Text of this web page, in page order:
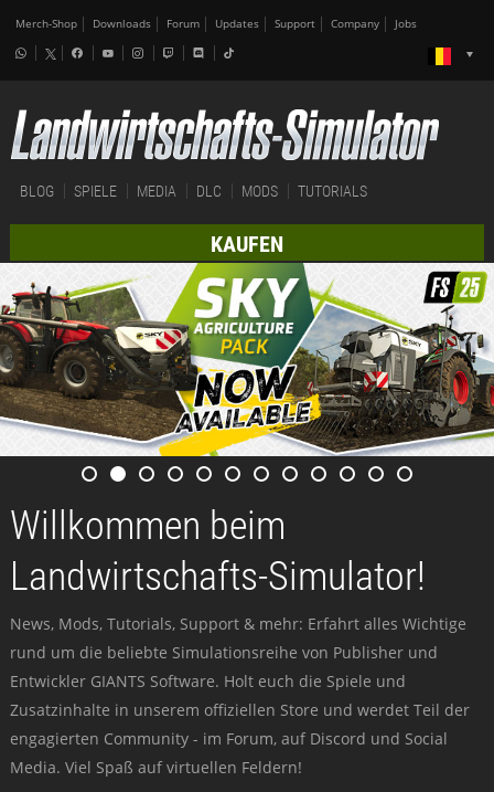
Merch-Shop Downloads Forum Updates Support Company Jobs
BLOG SPIELE MEDIA DLC MODS TUTORIALS
KAUFEN
Willkommen beim
Landwirtschafts-Simulator!
News, Mods, Tutorials, Support & mehr: Erfahrt alles Wichtige
rund um die beliebte Simulationsreihe von Publisher und
Entwickler GIANTS Software. Holt euch die Spiele und
Zusatzinhalte in unserem offiziellen Store und werdet Teil der
engagierten Community - im Forum, auf Discord und Social
Media. Viel Spaß auf virtuellen Feldern!